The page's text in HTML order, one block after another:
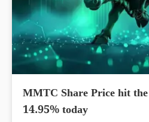
MMTC Share Price hit
14.95% today